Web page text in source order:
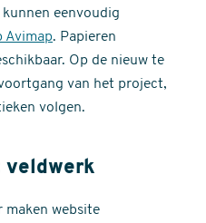
eenvoudig
Avimap. Papieren
Op de nieuw te
van het project,
volgen.
maken website